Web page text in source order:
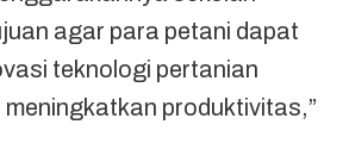
agar para petani dapat
teknologi pertanian
produktivitas,”